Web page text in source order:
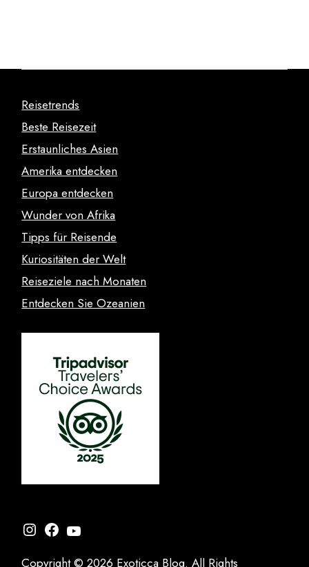
Reisetrends
Beste Reisezeit
Erstaunliches Asien
Amerika entdecken
Europa entdecken
Wunder von Afrika
Tipps für Reisende
Kuriositäten der Welt
Reiseziele nach Monaten
Entdecken Sie Ozeanien
Instagram
Facebook
YouTube
Copyright © 2026 Exoticca Blog. All Rights